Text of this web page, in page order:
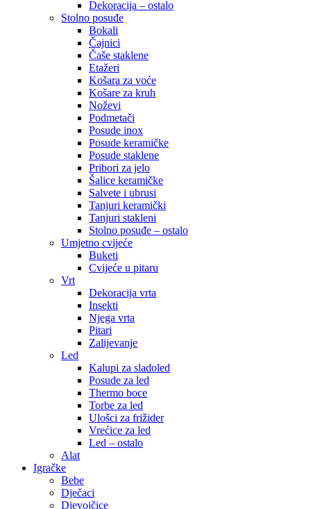
Dekoracija – ostalo
Stolno posuđe
Bokali
Čajnici
Čaše staklene
Etažeri
Košara za voće
Košare za kruh
Noževi
Podmetači
Posude inox
Posude keramičke
Posude staklene
Pribori za jelo
Šalice keramičke
Salvete i ubrusi
Tanjuri keramički
Tanjuri stakleni
Stolno posuđe – ostalo
Umjetno cvijeće
Buketi
Cvijeće u pitaru
Vrt
Dekoracija vrta
Insekti
Njega vrta
Pitari
Zalijevanje
Led
Kalupi za sladoled
Posude za led
Thermo boce
Torbe za led
Ulošci za frižider
Vrećice za led
Led – ostalo
Alat
Igračke
Bebe
Dječaci
Djevojčice